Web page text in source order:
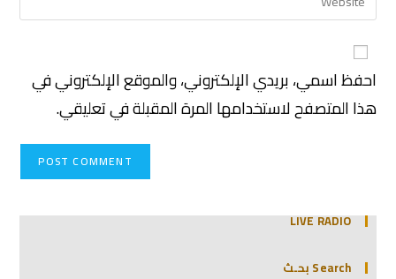
احفظ اسمي، بريدي الإلكتروني، والموقع الإلكتروني في
هذا المتصفح لاستخدامها المرة المقبلة في تعليقي.
LIVE RADIO
Search بحـث